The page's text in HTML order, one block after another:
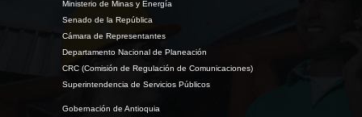
Ministerio de Minas y Energía
Senado de la República
Cámara de Representantes
Departamento Nacional de Planeación
CRC (Comisión de Regulación de Comunicaciones)
Superintendencia de Servicios Públicos
Gobernación de Antioquia